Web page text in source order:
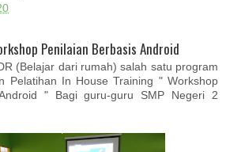
Penilaian Berbasis Android
(Belajar dari rumah) salah satu program
Pelatihan In House Training " Workshop
" Bagi guru-guru SMP Negeri 2